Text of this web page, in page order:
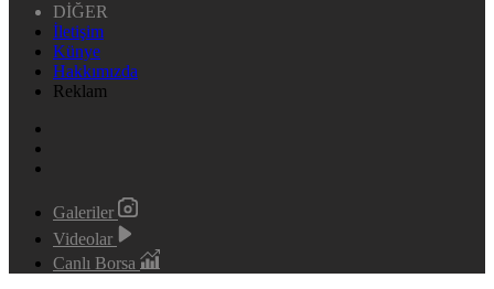
DİĞER
İletişim
Künye
Hakkımızda
Reklam
Galeriler
Videolar
Canlı Borsa